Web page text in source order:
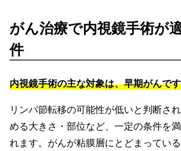
がん治療で内視鏡手術が
件
内視鏡手術の主な対象は、早期がんで
リンパ節転移の可能性が低いと判断さ
める大きさ・部位など、一定の条件を
れます。がんが粘膜層にとどまってい